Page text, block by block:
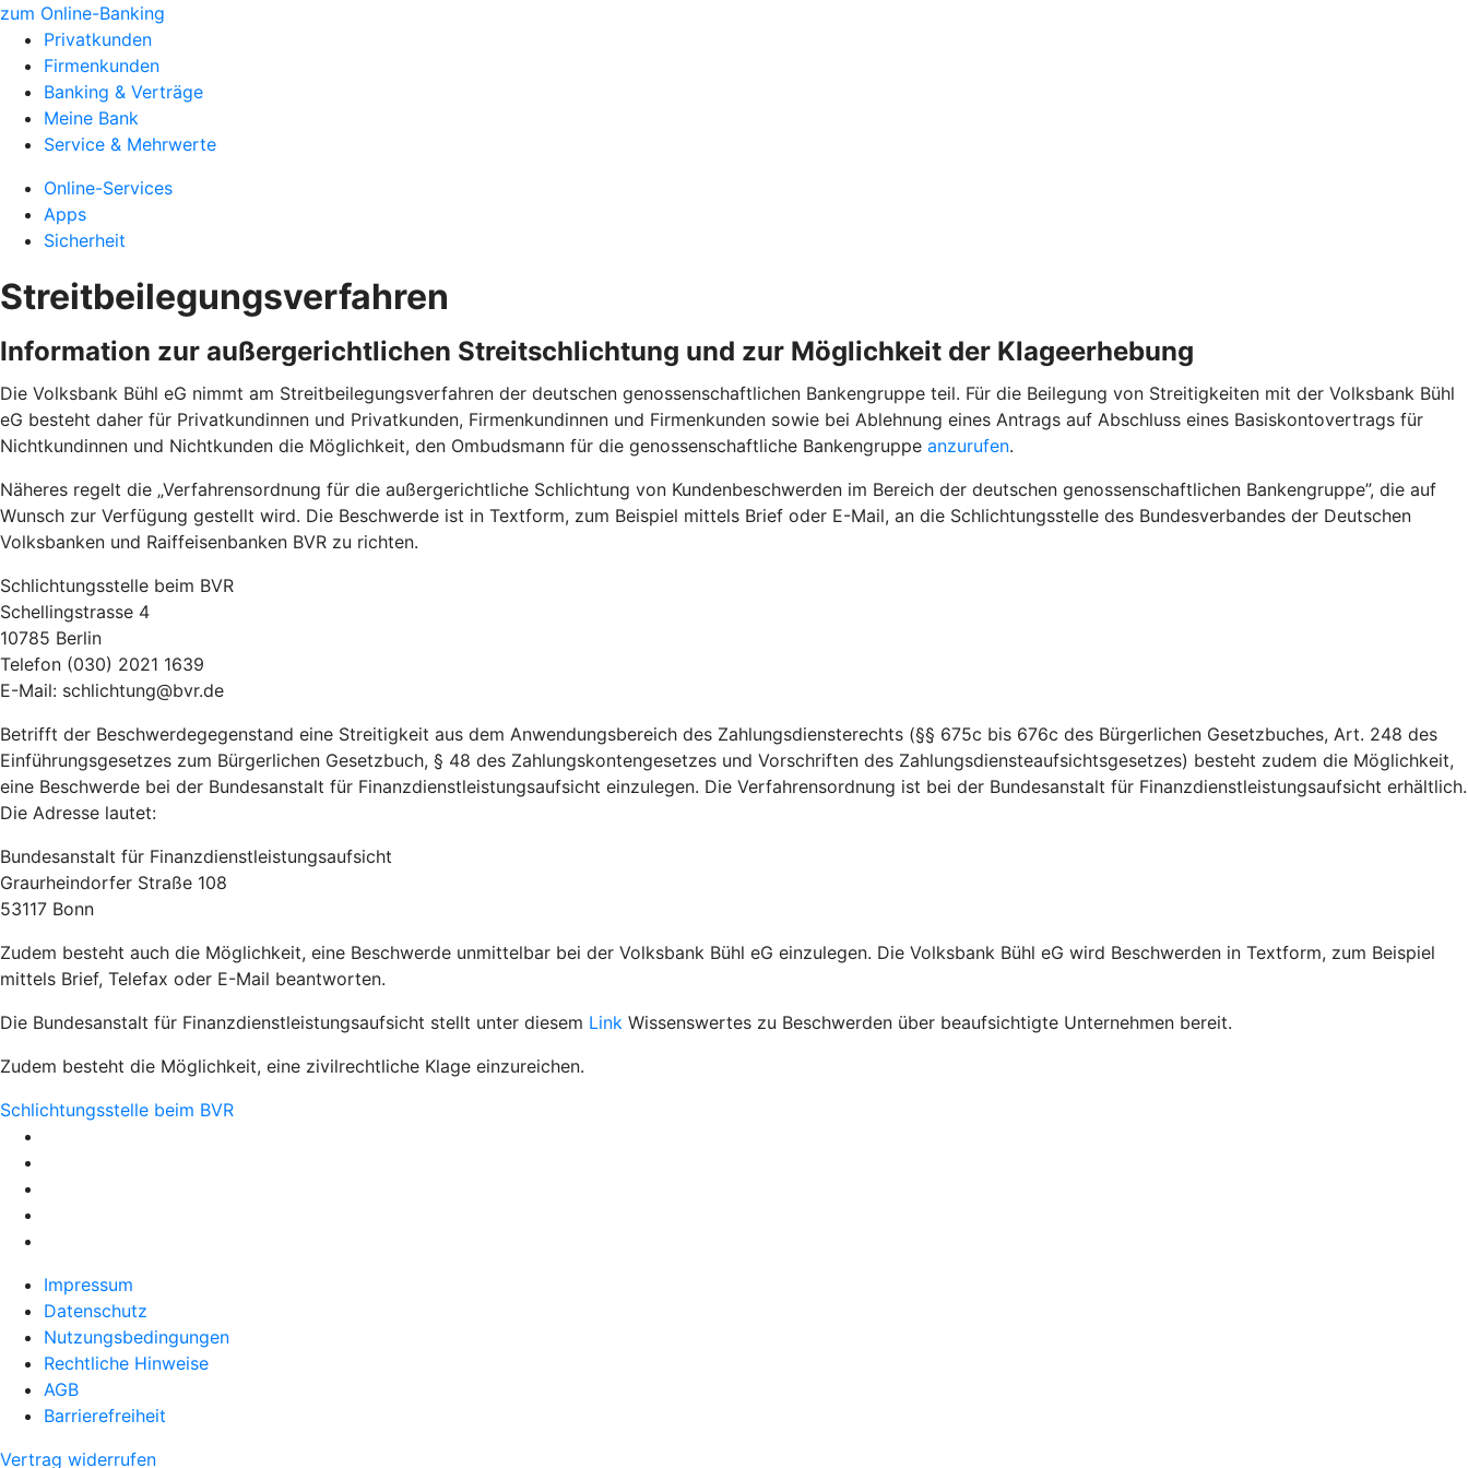
zum Online-Banking
Privatkunden
Firmenkunden
Banking & Verträge
Meine Bank
Service & Mehrwerte
Online-Services
Apps
Sicherheit
Streitbeilegungsverfahren
Information zur außergerichtlichen Streitschlichtung und zur Möglichkeit der Klageerhebung
Die Volksbank Bühl eG nimmt am Streitbeilegungsverfahren der deutschen genossenschaftlichen Bankengruppe teil. Für die Beilegung von Streitigkeiten mit der Volksbank Bühl
eG besteht daher für Privatkundinnen und Privatkunden, Firmenkundinnen und Firmenkunden sowie bei Ablehnung eines Antrags auf Abschluss eines Basiskontovertrags für
Nichtkundinnen und Nichtkunden die Möglichkeit, den Ombudsmann für die genossenschaftliche Bankengruppe anzurufen.
Näheres regelt die „Verfahrensordnung für die außergerichtliche Schlichtung von Kundenbeschwerden im Bereich der deutschen genossenschaftlichen Bankengruppe”, die auf
Wunsch zur Verfügung gestellt wird. Die Beschwerde ist in Textform, zum Beispiel mittels Brief oder E-Mail, an die Schlichtungsstelle des Bundesverbandes der Deutschen
Volksbanken und Raiffeisenbanken BVR zu richten.
Schlichtungsstelle beim BVR
Schellingstrasse 4
10785 Berlin
Telefon (030) 2021 1639
E-Mail: schlichtung@bvr.de
Betrifft der Beschwerdegegenstand eine Streitigkeit aus dem Anwendungsbereich des Zahlungsdiensterechts (§§ 675c bis 676c des Bürgerlichen Gesetzbuches, Art. 248 des
Einführungsgesetzes zum Bürgerlichen Gesetzbuch, § 48 des Zahlungskontengesetzes und Vorschriften des Zahlungsdiensteaufsichtsgesetzes) besteht zudem die Möglichkeit,
eine Beschwerde bei der Bundesanstalt für Finanzdienstleistungsaufsicht einzulegen. Die Verfahrensordnung ist bei der Bundesanstalt für Finanzdienstleistungsaufsicht erhältlich.
Die Adresse lautet:
Bundesanstalt für Finanzdienstleistungsaufsicht
Graurheindorfer Straße 108
53117 Bonn
Zudem besteht auch die Möglichkeit, eine Beschwerde unmittelbar bei der Volksbank Bühl eG einzulegen. Die Volksbank Bühl eG wird Beschwerden in Textform, zum Beispiel
mittels Brief, Telefax oder E-Mail beantworten.
Die Bundesanstalt für Finanzdienstleistungsaufsicht stellt unter diesem Link Wissenswertes zu Beschwerden über beaufsichtigte Unternehmen bereit.
Zudem besteht die Möglichkeit, eine zivilrechtliche Klage einzureichen.
Schlichtungsstelle beim BVR
Impressum
Datenschutz
Nutzungsbedingungen
Rechtliche Hinweise
AGB
Barrierefreiheit
Vertrag widerrufen